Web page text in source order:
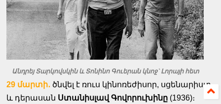
Անդրեյ Տարկովսկին և Տոնինո Գուերան կնոջ` Լորայի հետ
29 մարտի․ ծնվել է ռուս կինոռեժիսոր, սցենարիստ
և դերասան Ստանիսլավ Գովորուխինը (1936)։